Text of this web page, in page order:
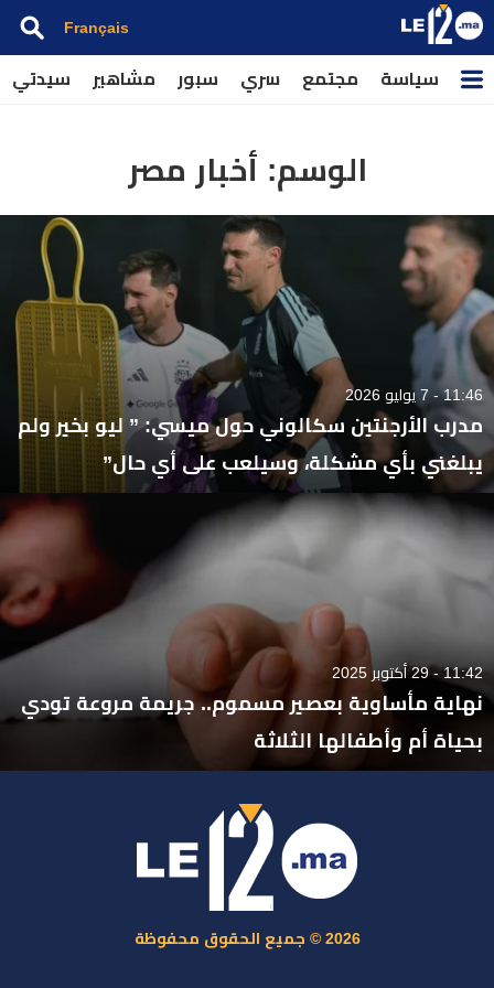
Français
سياسة مجتمع سري سبور مشاهير سيدتي
الوسم: أخبار مصر
11:46 - 7 يوليو 2026
مدرب الأرجنتين سكالوني حول ميسي: ” ليو بخير ولم
يبلغني بأي مشكلة، وسيلعب على أي حال”
11:42 - 29 أكتوبر 2025
نهاية مأساوية بعصير مسموم.. جريمة مروعة تودي
بحياة أم وأطفالها الثلاثة
2026 © جميع الحقوق محفوظة